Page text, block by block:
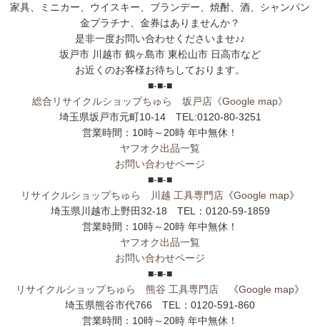
家具、ミニカー、ウイスキー、ブランデー、焼酎、酒、シャンパン
金プラチナ、金券はありませんか？
是非一度お問い合わせくださいませ♪♪
坂戸市 川越市 鶴ヶ島市 東松山市 日高市など
お近くのお客様お待ちしております。
■-■-■
総合リサイクルショップちゅら 坂戸店 《Google map》
埼玉県坂戸市元町10-14 TEL:0120-80-3251
営業時間：10時～20時 年中無休！
ヤフオク出品一覧
お問い合わせページ
■-■-■
リサイクルショップちゅら 川越 工具専門店 《Google map》
埼玉県川越市上野田32-18 TEL：0120-59-1859
営業時間：10時～20時 年中無休！
ヤフオク出品一覧
お問い合わせページ
■-■-■
リサイクルショップちゅら 熊谷 工具専門店 《Google map》
埼玉県熊谷市代766 TEL：0120-591-860
営業時間：10時～20時 年中無休！